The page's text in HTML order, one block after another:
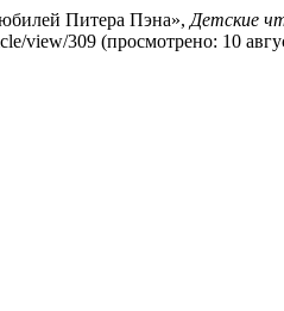
Питера Пэна», Детские
view/309 (просмотрено: 10